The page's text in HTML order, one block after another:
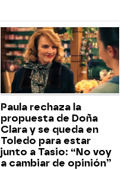
Paula rechaza la
propuesta de Doña
Clara y se queda en
Toledo para estar
junto a Tasio: “No voy
a cambiar de opinión”